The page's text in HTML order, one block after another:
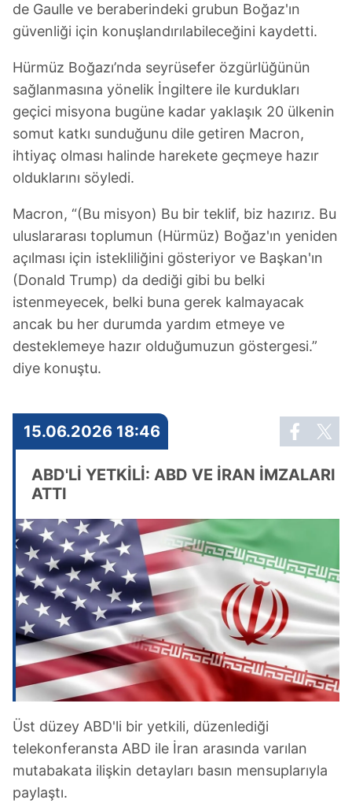
de Gaulle ve beraberindeki grubun Boğaz'ın
güvenliği için konuşlandırılabileceğini kaydetti.
Hürmüz Boğazı’nda seyrüsefer özgürlüğünün
sağlanmasına yönelik İngiltere ile kurdukları
geçici misyona bugüne kadar yaklaşık 20 ülkenin
somut katkı sunduğunu dile getiren Macron,
ihtiyaç olması halinde harekete geçmeye hazır
olduklarını söyledi.
Macron, “(Bu misyon) Bu bir teklif, biz hazırız. Bu
uluslararası toplumun (Hürmüz) Boğaz'ın yeniden
açılması için istekliliğini gösteriyor ve Başkan'ın
(Donald Trump) da dediği gibi bu belki
istenmeyecek, belki buna gerek kalmayacak
ancak bu her durumda yardım etmeye ve
desteklemeye hazır olduğumuzun göstergesi.”
diye konuştu.
15.06.2026 18:46
ABD'Lİ YETKİLİ: ABD VE İRAN İMZALARI
ATTI
Üst düzey ABD'li bir yetkili, düzenlediği
telekonferansta ABD ile İran arasında varılan
mutabakata ilişkin detayları basın mensuplarıyla
paylaştı.